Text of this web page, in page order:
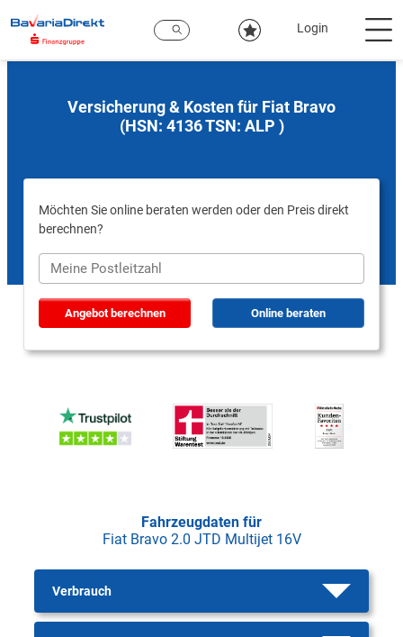
Hauptinhalt
Login
Versicherung & Kosten für Fiat Bravo
(HSN: 4136 TSN: ALP )
Möchten Sie online beraten werden oder den Preis direkt
berechnen?
Angebot berechnen Online beraten
Fahrzeugdaten für
Fiat Bravo 2.0 JTD Multijet 16V
Verbrauch